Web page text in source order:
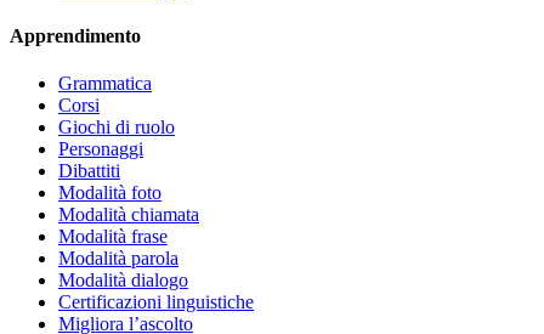
Apprendimento
Grammatica
Corsi
Giochi di ruolo
Personaggi
Dibattiti
Modalità foto
Modalità chiamata
Modalità frase
Modalità parola
Modalità dialogo
Certificazioni linguistiche
Migliora l’ascolto